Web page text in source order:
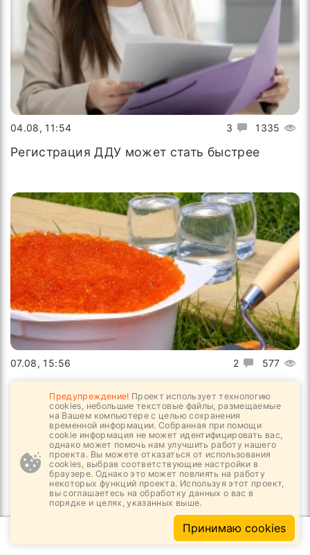
3 1335
04.08, 11:54
Регистрация ДДУ может стать быстрее
2 577
07.08, 15:56
Ну, за строителей в семидесятый раз!
Предупреждение! Проект использует технологию
cookies, небольшие текстовые файлы, размещаемые
на Вашем компьютере с целью сохранения
временной информации. Собранная при помощи
cookie информация не может идентифицировать вас,
однако может помочь нам улучшить работу нашего
проекта. Вы можете отказаться от использования
cookies, выбрав соответствующие настройки в
браузере. Однако это может повлиять на работу
некоторых функций проекта. Используя этот проект,
вы соглашаетесь на обработку данных о вас в
порядке и целях, указанных выше.
Принимаю cookies